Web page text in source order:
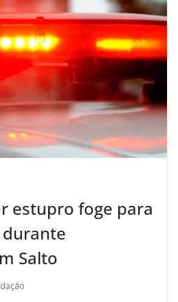
estupro foge para
Salto